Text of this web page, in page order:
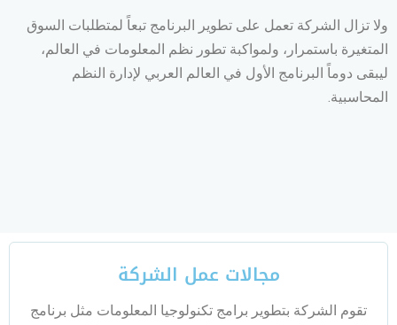
ولا تزال الشركة تعمل على تطوير البرنامج تبعاً لمتطلبات السوق
المتغيرة باستمرار، ولمواكبة تطور نظم المعلومات في العالم،
ليبقى دوماً البرنامج الأول في العالم العربي لإدارة النظم
المحاسبية.
مجالات عمل الشركة
تقوم الشركة بتطوير برامج تكنولوجيا المعلومات مثل برنامج